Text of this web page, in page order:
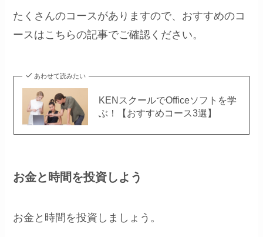
たくさんのコースがありますので、おすすめのコ
ースはこちらの記事でご確認ください。
あわせて読みたい
KENスクールでOfficeソフトを学
ぶ！【おすすめコース3選】
お金と時間を投資しよう
お金と時間を投資しましょう。